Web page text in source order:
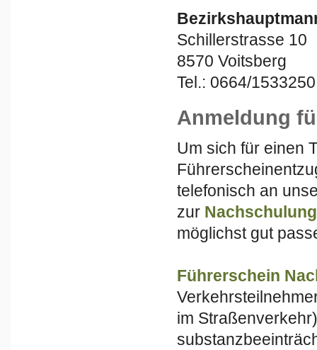
Schillerstrasse 10
8570 Voitsberg
Tel.: 0664/1533250
Anmeldung
Um sich für einen
telefonisch an
zur Nachschulung
möglichst gut
Führerschein
im